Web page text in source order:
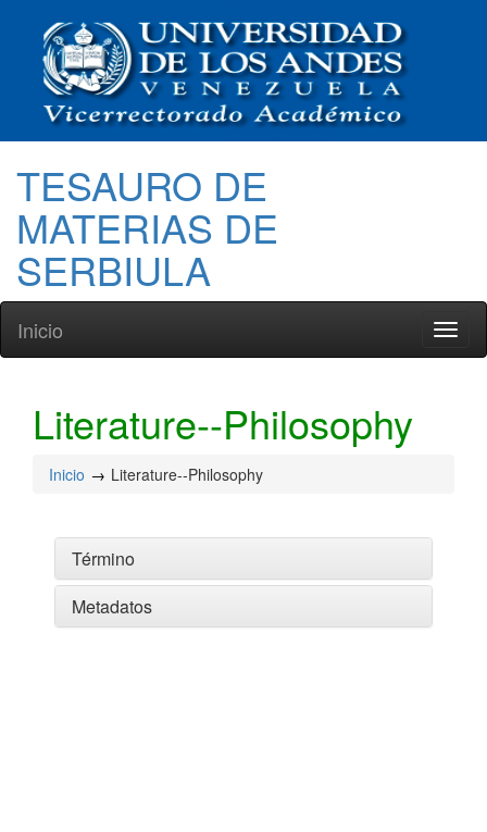
TESAURO DE
MATERIAS DE
SERBIULA
Inicio
Literature--Philosophy
Inicio Literature--Philosophy
Término
Metadatos